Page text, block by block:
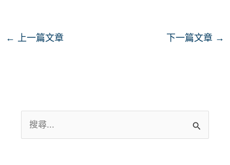
← 上一篇文章 下一篇文章 →
尋